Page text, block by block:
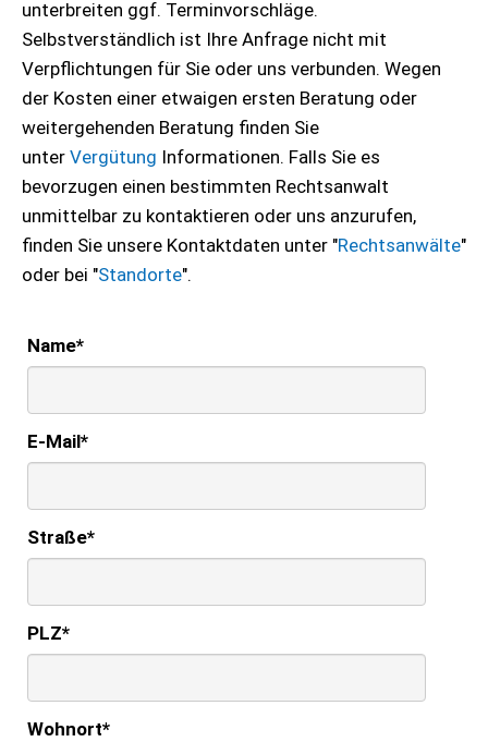
unterbreiten ggf. Terminvorschläge.
Selbstverständlich ist Ihre Anfrage nicht mit
Verpflichtungen für Sie oder uns verbunden. Wegen
der Kosten einer etwaigen ersten Beratung oder
weitergehenden Beratung finden Sie
unter Vergütung Informationen. Falls Sie es
bevorzugen einen bestimmten Rechtsanwalt
unmittelbar zu kontaktieren oder uns anzurufen,
finden Sie unsere Kontaktdaten unter "Rechtsanwälte"
oder bei "Standorte".
Name*
E-Mail*
Straße*
PLZ*
Wohnort*